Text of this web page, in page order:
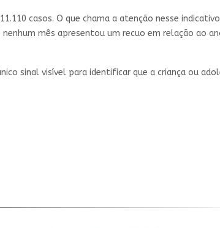
casos. O que chama a atenção nesse
mês apresentou um recuo em relação ao
sinal visível para identificar que a criança ou